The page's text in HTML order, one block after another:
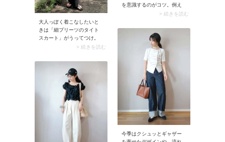
を意識するのがコツ。例え
ばシンプルな黒ワンピース
かごバッグ。かごバッグの
ナチュラルな色合いが暗い
色味のワンピースに映え、
見た目の暑苦しさを解消で
> 続きを読む
大人っぽく着こなしたいと
きは「細プリーツのタイト
スカート」がうってつけ。
プリーツのヒダとタイトシ
タイルアップまで狙えま
す。清涼感ときちんと感を
兼ね備えているので、夏の
オフィスコーデにも◎。
> 続きを読む
今季はクシュッとギャザー